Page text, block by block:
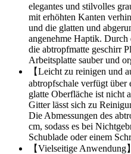
elegantes und stilvolles
mit erhöhten Kanten
und die glatten und
angenehme Haptik. Durch
die abtropfmatte geschirr
Arbeitsplatte sauber und
【Leicht zu reinigen und
abtropfschale verfügt über
glatte Oberfläche ist nicht
Gitter lässt sich zu
Die Abmessungen des
cm, sodass es bei
Schublade oder einem
【Vielseitige